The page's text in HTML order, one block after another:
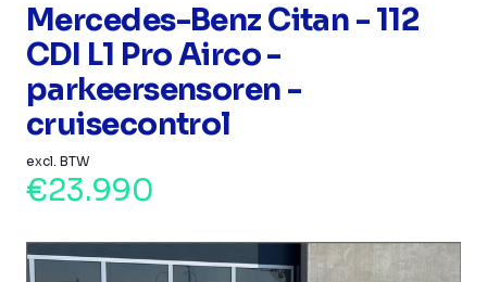
Mercedes-Benz Citan - 112
CDI L1 Pro Airco -
parkeersensoren -
cruisecontrol
excl. BTW
€23.990